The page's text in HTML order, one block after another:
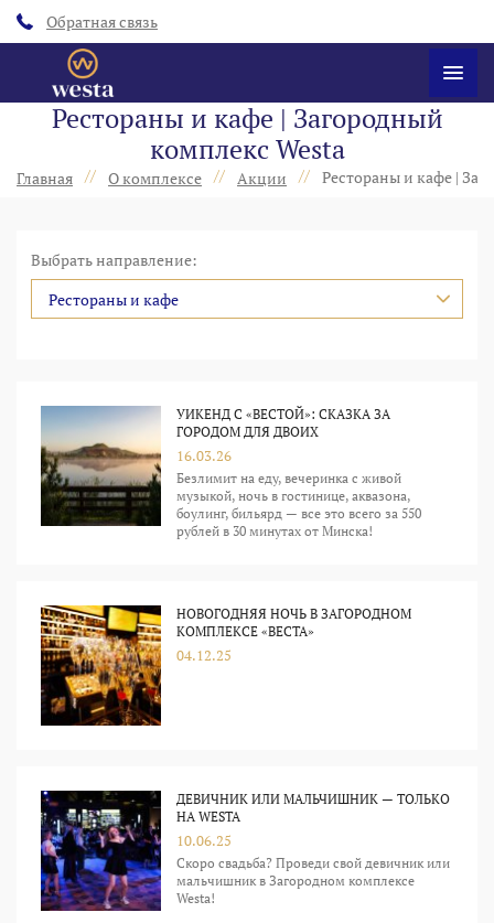
Обратная связь
Рестораны и кафе | Загородный
комплекс Westa
Главная // О комплексе // Акции // Рестораны и кафе |
Выбрать направление:
Рестораны и кафе
УИКЕНД С «ВЕСТОЙ»: СКАЗКА ЗА
ГОРОДОМ ДЛЯ ДВОИХ
16.03.26
Безлимит на еду, вечеринка с живой
музыкой, ночь в гостинице, аквазона,
боулинг, бильярд — все это всего за 550
рублей в 30 минутах от Минска!
НОВОГОДНЯЯ НОЧЬ В ЗАГОРОДНОМ
КОМПЛЕКСЕ «ВЕСТА»
04.12.25
ДЕВИЧНИК ИЛИ МАЛЬЧИШНИК — ТОЛЬКО
НА WESTA
10.06.25
Скоро свадьба? Проведи свой девичник или
мальчишник в Загородном комплексе
Westa!